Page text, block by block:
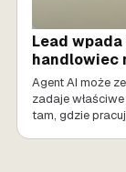
Lead
handlowiec
Agent AI może
zadaje
tam, gdzie